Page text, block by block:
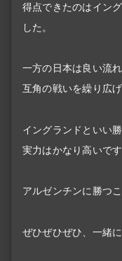
得点できたのはイン
した。
一方の日本は良い流
互角の戦いを繰り広げ
イングランドといい
実力はかなり高いです
アルゼンチンに勝つ
ぜひぜひぜひ、一緒